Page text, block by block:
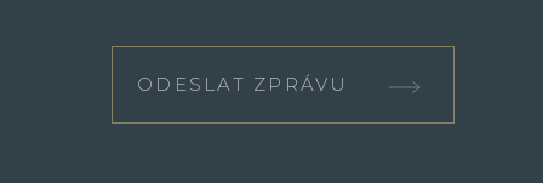
ODESLAT ZPRÁVU